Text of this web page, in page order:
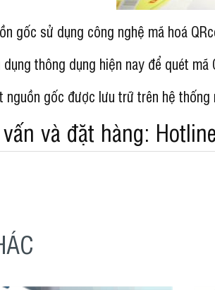
gốc sử dụng công nghệ mã hoá
thông dụng hiện nay để quét mã
nguồn gốc được lưu trữ trên hệ thống
và đặt hàng: